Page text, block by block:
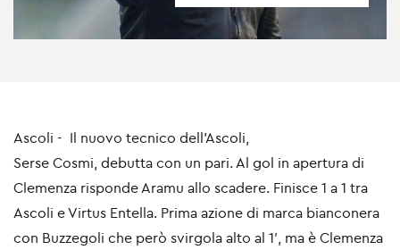
Ascoli - Il nuovo tecnico dell'Ascoli,
Serse Cosmi, debutta con un pari. Al gol in apertura di
Clemenza risponde Aramu allo scadere. Finisce 1 a 1 tra
Ascoli e Virtus Entella. Prima azione di marca bianconera
con Buzzegoli che però svirgola alto al 1′, ma è Clemenza